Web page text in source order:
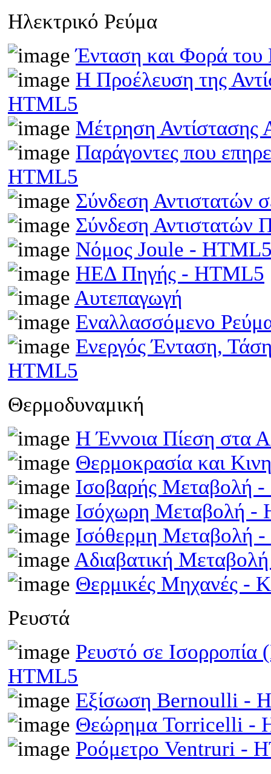
Ηλεκτρικό Ρεύμα
Ένταση και Φορά του
Η Προέλευση της
HTML5
Μέτρηση Αντίστασης
Παράγοντες που
HTML5
Σύνδεση Αντιστατών
Σύνδεση
Νόμος Joule -
ΗΕΔ Πηγής - HTML5
Αυτεπαγωγή
Εναλλασσόμενο
Ενεργός Ένταση,
HTML5
Θερμοδυναμική
Η Έννοια Πίεση στα
Θερμοκρασία και
Ισοβαρής Μεταβολή
Ισόχωρη Μεταβολή -
Ισόθερμη Μεταβολή
Αδιαβατική
Θερμικές Μηχανές -
Ρευστά
Ρευστό σε Ισορροπία
HTML5
Εξίσωση Bernoulli -
Θεώρημα Torricelli -
Ροόμετρο Ventruri -